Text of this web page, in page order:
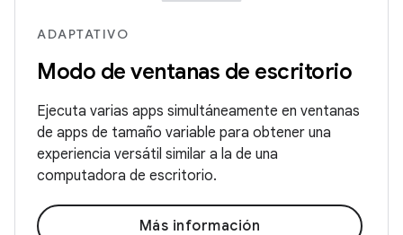
ADAPTATIVO
Modo de ventanas de escritorio
Ejecuta varias apps simultáneamente en ventanas
de apps de tamaño variable para obtener una
experiencia versátil similar a la de una
computadora de escritorio.
Más información